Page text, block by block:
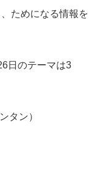
ためになる情報を
日のテーマは3
タン）